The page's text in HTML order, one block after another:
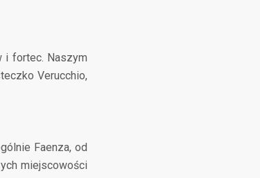
i fortec. Naszym
Verucchio,
Faenza, od
miejscowości